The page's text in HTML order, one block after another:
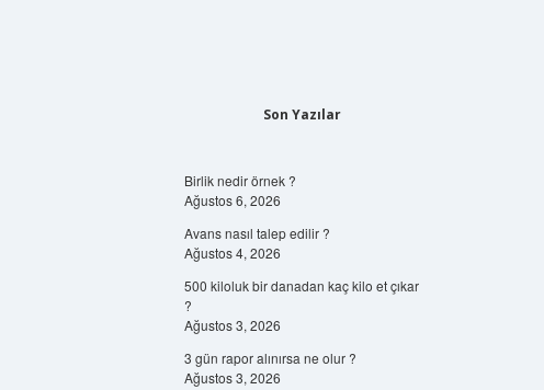
Son Yazılar
Birlik nedir örnek ?
Ağustos 6, 2026
Avans nasıl talep edilir ?
Ağustos 4, 2026
500 kiloluk bir danadan kaç kilo et çıkar
?
Ağustos 3, 2026
3 gün rapor alınırsa ne olur ?
Ağustos 3, 2026